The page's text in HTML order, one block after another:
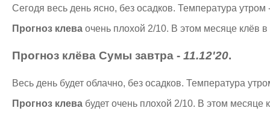
Сегодя весь день ясно, без осадков. Температура
Прогноз клева очень плохой 2/10. В этом месяце клёв
Прогноз клёва Сумы завтра - 11.12'20.
Весь день будет облачно, без осадков. Температура
Прогноз клева будет очень плохой 2/10. В этом месяце